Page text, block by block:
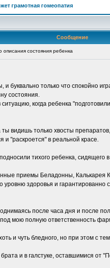
грамотная гомеопатия
Сообщение
состояния ребенка
и буквально только что спокойно
состояния.
когда ребенка
видишь только хвосты
и "раскроется" в реальной красе.
тихого ребенка,
приемы Беладонны, Калькарея
уровню здоровья и
после часа дня и после
мою полную ответственность
и чуть бледного, но при этом с
и в галстуке, оставшимися от